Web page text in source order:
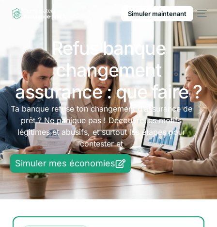
Simuler maintenant
Refus banque
changement
assurance : que faire ?
Ta banque refuse ton changement d’assurance de
prêt ? Ne panique pas ! Découvre les motifs
légitimes et abusifs, et surtout les étapes pour
contester et
Simuler mes économies